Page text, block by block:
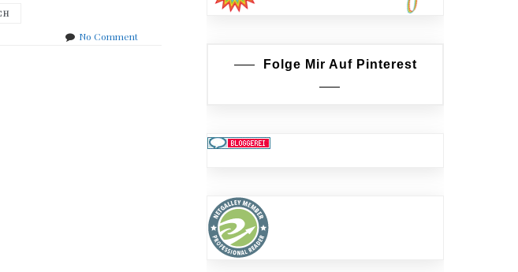
No Commenton
Folge Mir Auf Pinterest